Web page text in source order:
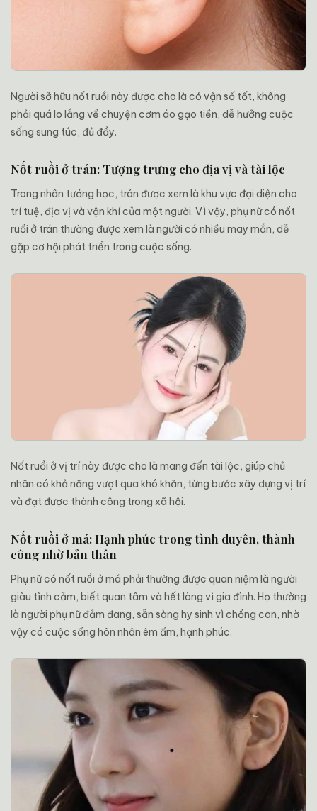
Người sở hữu nốt ruồi này được cho là có vận số tốt, không
phải quá lo lắng về chuyện cơm áo gạo tiền, dễ hưởng cuộc
sống sung túc, đủ đầy.
Nốt ruồi ở trán: Tượng trưng cho địa vị và tài lộc
Trong nhân tướng học, trán được xem là khu vực đại diện cho
trí tuệ, địa vị và vận khí của một người. Vì vậy, phụ nữ có nốt
ruồi ở trán thường được xem là người có nhiều may mắn, dễ
gặp cơ hội phát triển trong cuộc sống.
Nốt ruồi ở vị trí này được cho là mang đến tài lộc, giúp chủ
nhân có khả năng vượt qua khó khăn, từng bước xây dựng vị trí
và đạt được thành công trong xã hội.
Nốt ruồi ở má: Hạnh phúc trong tình duyên, thành
công nhờ bản thân
Phụ nữ có nốt ruồi ở má phải thường được quan niệm là người
giàu tình cảm, biết quan tâm và hết lòng vì gia đình. Họ thường
là người phụ nữ đảm đang, sẵn sàng hy sinh vì chồng con, nhờ
vậy có cuộc sống hôn nhân êm ấm, hạnh phúc.